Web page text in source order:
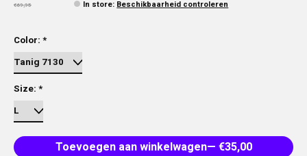
€69,95
In store: Beschikbaarheid controleren
Color: *
Size: *
Toevoegen aan winkelwagen
— €35,00